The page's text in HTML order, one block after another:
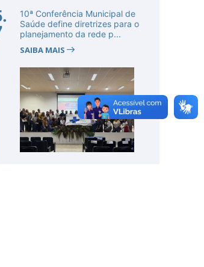
10ª Conferência Municipal de
Saúde define diretrizes para o
planejamento da rede p...
SAIBA MAIS